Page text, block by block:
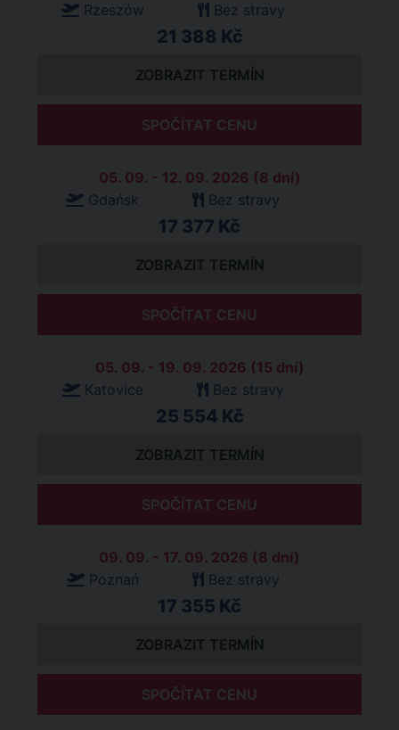
Rzeszów
Bez stravy
21 388 Kč
ZOBRAZIT TERMÍN
SPOČÍTAT CENU
05. 09. - 12. 09. 2026 (8 dní)
Gdańsk
Bez stravy
17 377 Kč
ZOBRAZIT TERMÍN
SPOČÍTAT CENU
05. 09. - 19. 09. 2026 (15 dní)
Katovice
Bez stravy
25 554 Kč
ZOBRAZIT TERMÍN
SPOČÍTAT CENU
09. 09. - 17. 09. 2026 (8 dní)
Poznań
Bez stravy
17 355 Kč
ZOBRAZIT TERMÍN
SPOČÍTAT CENU